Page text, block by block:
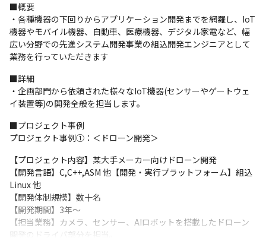
■概要
・各種機器の下回りからアプリケーション開発までを網羅し、IoT
機器やモバイル機器、自動車、医療機器、デジタル家電など、幅
広い分野での先進システム開発事業の組込開発エンジニアとして
業務を行っていただきます
■詳細
・企画部門から依頼された様々なIoT機器(センサーやゲートウェ
イ装置等)の開発全般を担当します。
■プロジェクト事例
プロジェクト事例①：＜ドローン開発＞
【プロジェクト内容】某大手メーカー向けドローン開発
【開発言語】C,C++,ASM 他【開発・実行プラットフォーム】組込
Linux 他
【開発体制規模】数十名
【開発期間】3年～
【担当業務】カメラ、センサー、AIロボットを搭載したドローン
開発のドライバ部分を担当。